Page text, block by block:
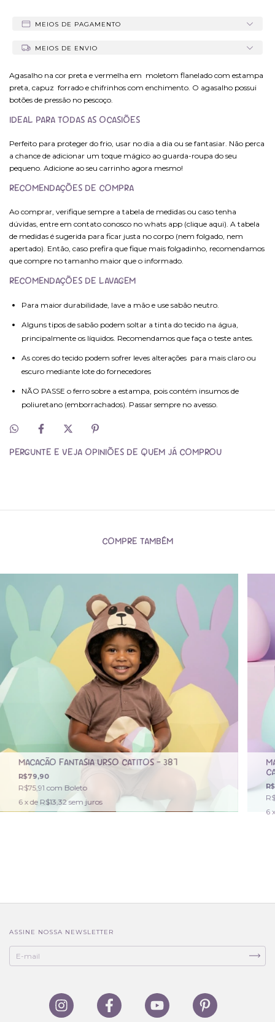
MEIOS DE PAGAMENTO
MEIOS DE ENVIO
Agasalho na cor preta e vermelha em moletom flanelado com estampa
preta, capuz forrado e chifrinhos com enchimento. O agasalho possui
botões de pressão no pescoço.
IDEAL PARA TODAS AS OCASIÕES
Perfeito para proteger do frio, usar no dia a dia ou se fantasiar. Não perca
a chance de adicionar um toque mágico ao guarda-roupa do seu
pequeno. Adicione ao seu carrinho agora mesmo!
RECOMENDAÇÕES DE COMPRA
Ao comprar, verifique sempre a tabela de medidas ou caso tenha
dúvidas, entre em contato conosco no whats app (clique aqui). A tabela
de medidas é sugerida para ficar justa no corpo (nem folgado, nem
apertado). Então, caso prefira que fique mais folgadinho, recomendamos
que compre no tamanho maior que o informado.
RECOMENDAÇÕES DE LAVAGEM
Para maior durabilidade, lave a mão e use sabão neutro.
Alguns tipos de sabão podem soltar a tinta do tecido na água,
principalmente os líquidos. Recomendamos que faça o teste antes.
As cores do tecido podem sofrer leves alterações para mais claro ou
escuro mediante lote do fornecedores
NÃO PASSE o ferro sobre a estampa, pois contém insumos de
poliuretano (emborrachados). Passar sempre no avesso.
PERGUNTE E VEJA OPINIÕES DE QUEM JÁ COMPROU
COMPRE TAMBÉM
MACACÃO FANTASIA URSO CATITOS - 387
R$79,90
R$75,91 com Boleto
6 x de R$13,32 sem juros
6
ASSINE NOSSA NEWSLETTER